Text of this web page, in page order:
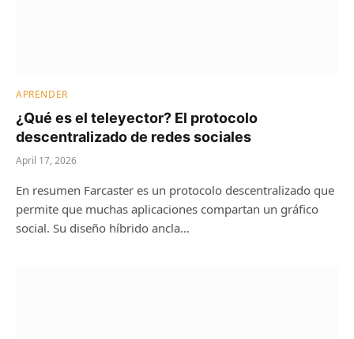
APRENDER
¿Qué es el teleyector? El protocolo
descentralizado de redes sociales
April 17, 2026
En resumen Farcaster es un protocolo descentralizado que
permite que muchas aplicaciones compartan un gráfico
social. Su diseño híbrido ancla…